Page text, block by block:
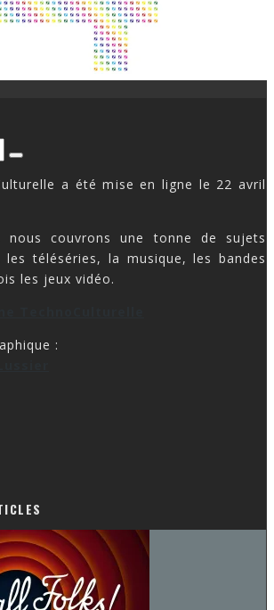
a été mise en ligne le 22 avril
couvrons une tonne de sujets
téléséries, la musique, les bandes
les jeux vidéo.
: